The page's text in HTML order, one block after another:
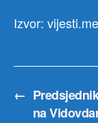
Izvor: vijesti.me
←
na